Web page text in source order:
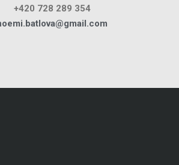
+420 728 289 354